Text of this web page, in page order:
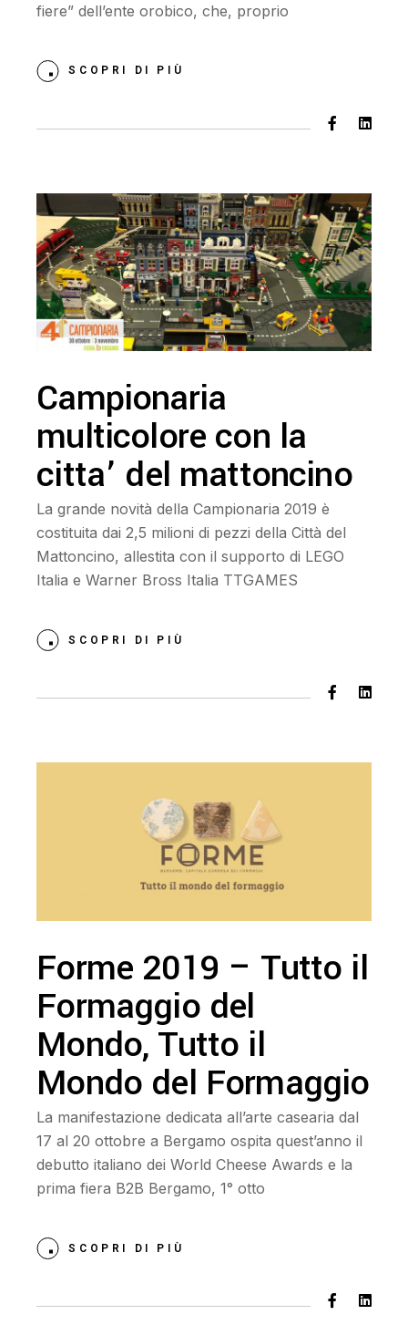
fiere” dell’ente orobico, che, proprio
SCOPRI DI PIÙ
Campionaria
multicolore con la
citta’ del mattoncino
La grande novità della Campionaria 2019 è
costituita dai 2,5 milioni di pezzi della Città del
Mattoncino, allestita con il supporto di LEGO
Italia e Warner Bross Italia TTGAMES
SCOPRI DI PIÙ
Forme 2019 – Tutto il
Formaggio del
Mondo, Tutto il
Mondo del Formaggio
La manifestazione dedicata all’arte casearia dal
17 al 20 ottobre a Bergamo ospita quest’anno il
debutto italiano dei World Cheese Awards e la
prima fiera B2B Bergamo, 1° otto
SCOPRI DI PIÙ